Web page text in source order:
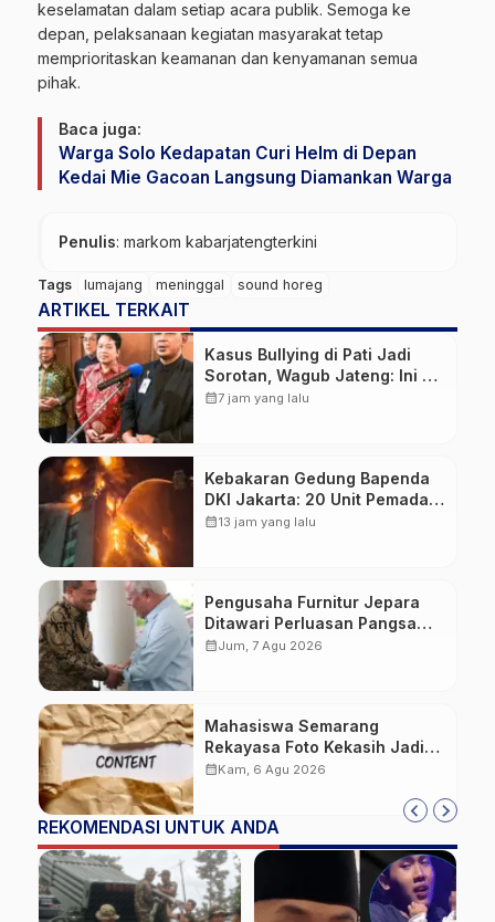
keselamatan dalam setiap acara publik. Semoga ke
depan, pelaksanaan kegiatan masyarakat tetap
memprioritaskan keamanan dan kenyamanan semua
pihak.
Baca juga:
Warga Solo Kedapatan Curi Helm di Depan
Kedai Mie Gacoan Langsung Diamankan Warga
Penulis: markom kabarjatengterkini
Tags lumajang meninggal sound horeg
ARTIKEL TERKAIT
Kasus Bullying di Pati Jadi
Sorotan, Wagub Jateng: Ini PR
Bersama
calendar_month7 jam yang lalu
Kebakaran Gedung Bapenda
DKI Jakarta: 20 Unit Pemadam
dan 3 Bronto Skylift
calendar_month13 jam yang lalu
Pengusaha Furnitur Jepara
Ditawari Perluasan Pangsa
Pasar Hingga ke IKN
calendar_monthJum, 7 Agu 2026
Mahasiswa Semarang
Rekayasa Foto Kekasih Jadi
Konten Cabul karena Sakit
calendar_monthKam, 6 Agu 2026
REKOMENDASI UNTUK ANDA